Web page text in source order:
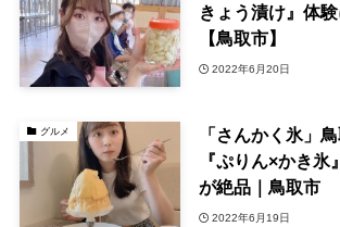
きょう漬け』体
【鳥取市】
2022年6月20日
グルメ
「さんかく氷」
『ぷりん×かき
が絶品｜鳥取市
2022年6月19日